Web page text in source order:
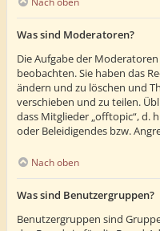
Was sind Moderatoren?
Die Aufgabe der
beobachten. Sie haben das
ändern und zu löschen und
verschieben und zu teilen.
dass Mitglieder „offtopic“, d.
oder Beleidigendes bzw.
Nach oben
Was sind Benutzergruppen?
Benutzergruppen sind